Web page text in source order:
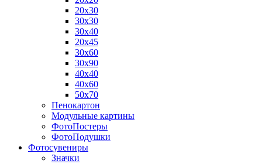
20х30
30х30
30х40
20х45
30х60
30х90
40х40
40х60
50х70
Пенокартон
Модульные картины
ФотоПостеры
ФотоПодушки
Фотоcувениры
Значки